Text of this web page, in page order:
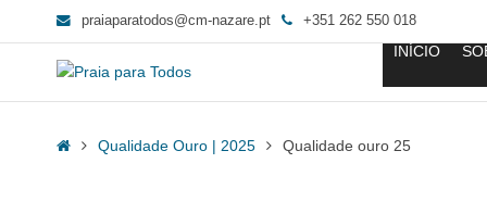
praiaparatodos@cm-nazare.pt +351 262 550 018
INÍCIO
HomeQualidade Ouro | 2025 Qualidade ouro 25